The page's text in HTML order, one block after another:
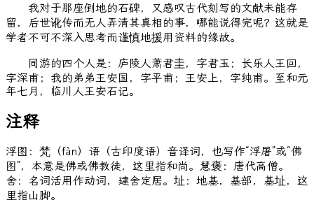
我对于那座倒地的石碑，又感叹古代刻写的文献未能存
留，后世讹传而无人弄清其真相的事，哪能说得完呢？这就是
学者不可不深入思考而谨慎地援用资料的缘故。
同游的四个人是：庐陵人萧君圭，字君玉；长乐人王回，
字深甫；我的弟弟王安国，字平甫；王安上，字纯甫。至和元
年七月，临川人王安石记。
注释
浮图：梵（fàn）语（古印度语）音译词，也写作“浮屠”或“佛
图”，本意是佛或佛教徒，这里指和尚。慧褒：唐代高僧。
舍：名词活用作动词，建舍定居。址：地基，基部，基址，这
里指山脚。